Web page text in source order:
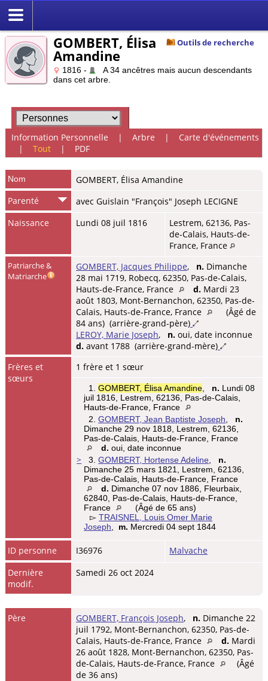
Outils de recherche
GOMBERT, Élisa
Amandine
1816 -
A 34 ancêtres mais aucun descendants
dans cet arbre.
Information Personnelle | Arbre | Carte d'événements
| Tout| PDF
Nom GOMBERT, Élisa Amandine
Parenté
avec Guislain "François" Joseph LECIGNE
Naissance
Lundi 08 juil 1816
Lestrem, 62136, Pas-
de-Calais, Hauts-de-
France, France
Patriarche &
Matriarche
GOMBERT, Jacques Philippe, n. Dimanche
28 mai 1719, Robecq, 62350, Pas-de-Calais,
Hauts-de-France, France
d. Mardi 23
août 1803, Mont-Bernanchon, 62350, Pas-de-
Calais, Hauts-de-France, France
(Âgé de
84 ans) (arrière-grand-père)
LEROY, Marie Joseph, n. oui, date inconnue
d. avant 1788 (arrière-grand-mère)
Frères et
sœurs
1 frère et 1 sœur
1.GOMBERT, Élisa Amandine n. Lundi 08
juil 1816, Lestrem, 62136, Pas-de-Calais,
Hauts-de-France, France
2.GOMBERT, Jean Baptiste Joseph
n.
Dimanche 29 nov 1818, Lestrem, 62136,
Pas-de-Calais, Hauts-de-France, France
d. oui, date inconnue
> 3.GOMBERT, Hortense Adeline
n.
Dimanche 25 mars 1821, Lestrem, 62136,
Pas-de-Calais, Hauts-de-France, France
d. Dimanche 07 nov 1886, Fleurbaix,
62840, Pas-de-Calais, Hauts-de-France,
France
(Âgé de 65 ans)
▻TRAISNEL, Louis Omer Marie
Joseph
m. Mercredi 04 sept 1844
ID personne I36976
Malvache
Dernière
modif.
Samedi 26 oct 2024
Père GOMBERT, François Joseph, n. Dimanche 22
juil 1792, Mont-Bernanchon, 62350, Pas-de-
Calais, Hauts-de-France, France
d. Mardi
26 août 1828, Mont-Bernanchon, 62350, Pas-
de-Calais, Hauts-de-France, France
(Âgé
de 36 ans)